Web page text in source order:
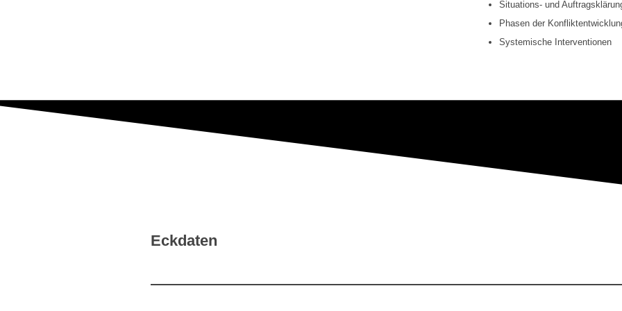
Situations- und
Phasen der
Systemische Interventionen
Eckdaten